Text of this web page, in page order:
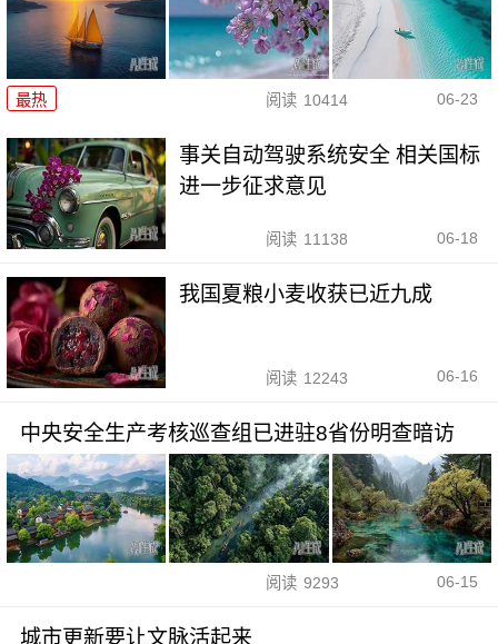
最热 阅读 10414 06-23
事关自动驾驶系统安全 相关国标
进一步征求意见
阅读 11138 06-18
我国夏粮小麦收获已近九成
阅读 12243 06-16
中央安全生产考核巡查组已进驻8省份明查暗访
阅读 9293 06-15
城市更新要让文脉活起来